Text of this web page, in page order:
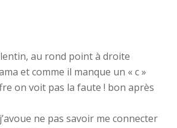
au rond point à droite
et comme il manque un « c »
on voit pas la faute ! bon après
ne pas savoir me connecter